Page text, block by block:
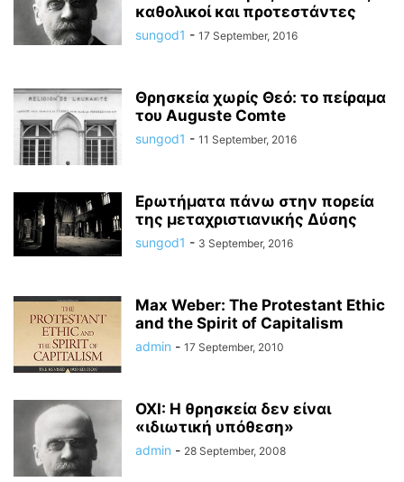
καθολικοί και προτεστάντες
sungod1 - 17 September, 2016
Θρησκεία χωρίς Θεό: το πείραμα
του Auguste Comte
sungod1 - 11 September, 2016
Ερωτήματα πάνω στην πορεία
της μεταχριστιανικής Δύσης
sungod1 - 3 September, 2016
Max Weber: The Protestant Ethic
and the Spirit of Capitalism
admin - 17 September, 2010
ΟΧΙ: Η θρησκεία δεν είναι
«ιδιωτική υπόθεση»
admin - 28 September, 2008